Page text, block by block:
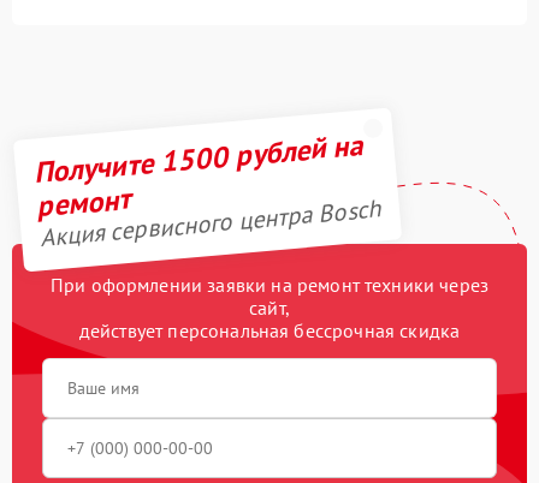
Получите 1500 рублей на
ремонт
Акция сервисного центра Bosch
При оформлении заявки на ремонт техники через
сайт,
действует персональная бессрочная скидка